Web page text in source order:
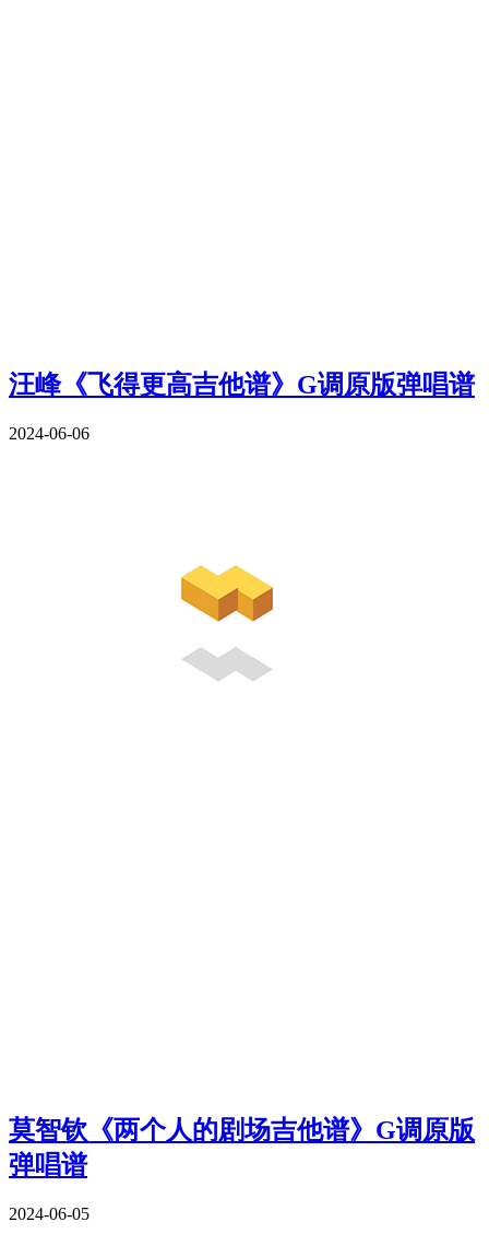
汪峰《飞得更高吉他谱》G调原版弹唱谱
2024-06-06
莫智钦《两个人的剧场吉他谱》G调原版
弹唱谱
2024-06-05